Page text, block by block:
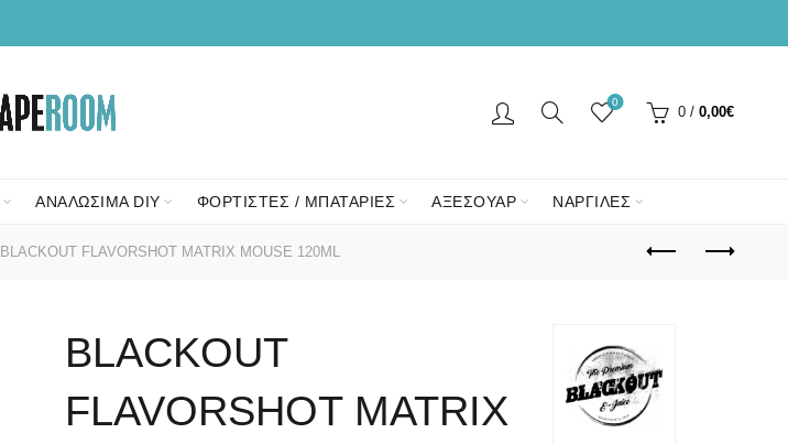
0
0 / 0,00€
ΑΝΑΛΩΣΙΜΑ DIY ΦΟΡΤΙΣΤΕΣ / ΜΠΑΤΑΡΙΕΣ ΑΞΕΣΟΥΑΡ ΝΑΡΓΙΛΕΣ
BLACKOUT FLAVORSHOT MATRIX MOUSE 120ML
BLACKOUT
FLAVORSHOT MATRIX